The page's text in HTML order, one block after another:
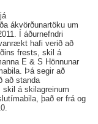
ákvörðunartöku um
Í áðurnefndri
hafi verið að
frests, skil á
E & S Hönnunar
Þá segir að
að standa
á skilagreinum
það er frá og